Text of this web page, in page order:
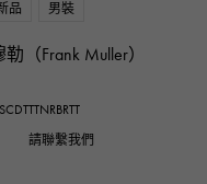
品 男裝
（Frank Muller）
請聯繫我們